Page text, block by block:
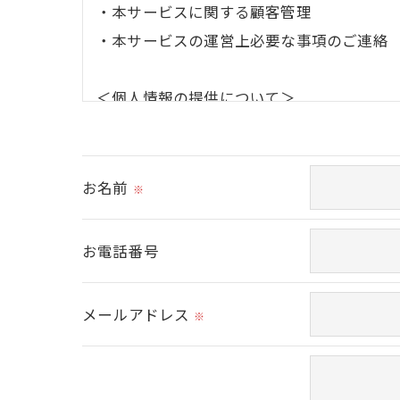
・本サービスに関する顧客管理
・本サービスの運営上必要な事項のご連絡
＜個人情報の提供について＞
取得した個人情報を第三者に提供すること
当社では、利用目的の達成に必要な範囲に
これらの委託先に対しては個人情報保護
＜個人情報の安全管理＞
当社では、個人情報の漏洩等がなされな
お名前 ※
お電話番号
メールアドレス ※